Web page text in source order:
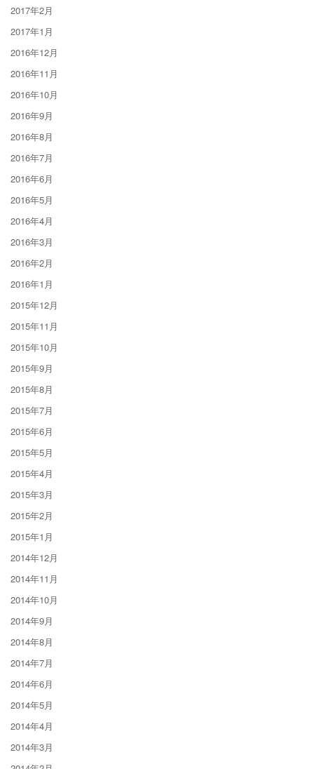
2017年2月
2017年1月
2016年12月
2016年11月
2016年10月
2016年9月
2016年8月
2016年7月
2016年6月
2016年5月
2016年4月
2016年3月
2016年2月
2016年1月
2015年12月
2015年11月
2015年10月
2015年9月
2015年8月
2015年7月
2015年6月
2015年5月
2015年4月
2015年3月
2015年2月
2015年1月
2014年12月
2014年11月
2014年10月
2014年9月
2014年8月
2014年7月
2014年6月
2014年5月
2014年4月
2014年3月